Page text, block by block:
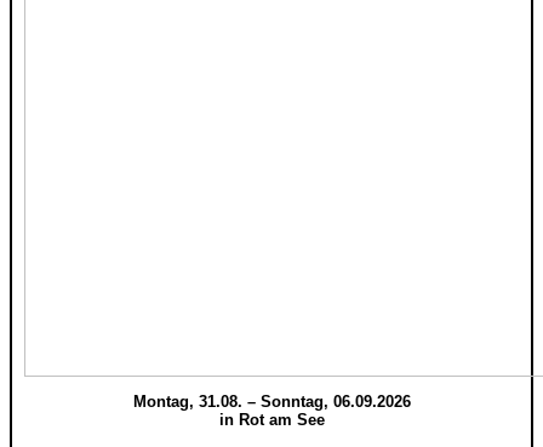
Montag, 31.08. – Sonntag, 06.09.2026
in Rot am See